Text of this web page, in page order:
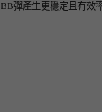
彈產生更穩定且有效